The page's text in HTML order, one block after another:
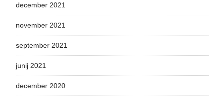
december 2021
november 2021
september 2021
junij 2021
december 2020